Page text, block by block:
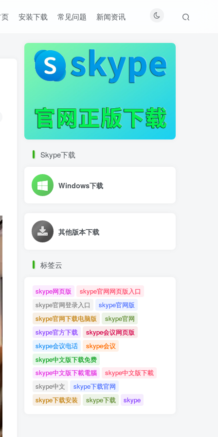
安装下载 常见问题 新闻资讯
Skype下载
Windows下载
其他版本下载
标签云
skype网页版
skype官网网页版入口
skype官网登录入口
skype官网版
skype官网下载电脑版
skype官网
skype官方下载
skype会议网页版
skype会议电话
skype会议
skype中文版下载免费
skype中文版下載電腦
skype中文版下載
skype中文
skype下载官网
skype下载安装
skype下载 skype